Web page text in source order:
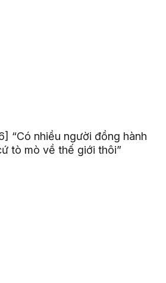
“Có nhiều người đồng hành
tò mò về thế giới thôi”